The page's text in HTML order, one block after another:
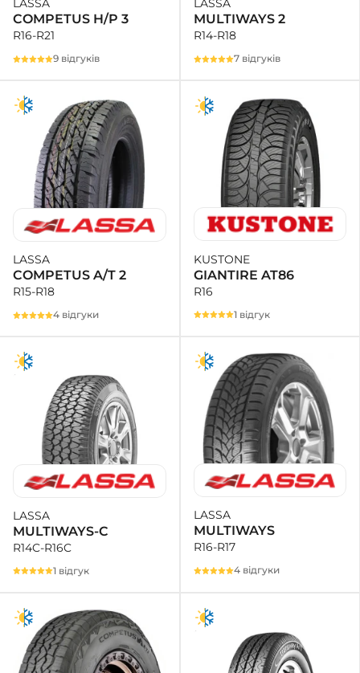
LASSA
COMPETUS H/P 3
R16-R21
9 відгуків
LASSA
MULTIWAYS 2
R14-R18
7 відгуків
LASSA
COMPETUS A/T 2
R15-R18
4 відгуки
KUSTONE
GIANTIRE AT86
R16
1 відгук
LASSA
MULTIWAYS-C
R14C-R16C
1 відгук
LASSA
MULTIWAYS
R16-R17
4 відгуки